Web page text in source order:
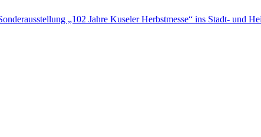
„102 Jahre Kuseler Herbstmesse“ ins Stadt- und